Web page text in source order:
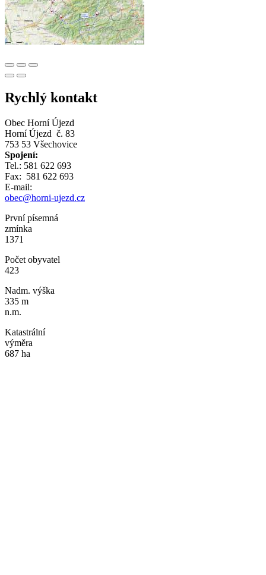
Rychlý kontakt
Obec Horní Újezd
Horní Újezd č. 83
753 53 Všechovice
Spojení:
Tel.: 581 622 693
Fax: 581 622 693
E-mail:
obec@horni-ujezd.cz
První písemná
zmínka
1371
Počet obyvatel
423
Nadm. výška
335 m
n.m.
Katastrální
výměra
687 ha